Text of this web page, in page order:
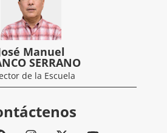
Manuel
SERRANO
de la Escuela